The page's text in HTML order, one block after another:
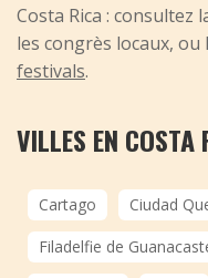
Costa Rica : consultez
les congrès locaux, ou
festivals.
VILLES EN COSTA
Cartago Ciudad
Filadelfie de